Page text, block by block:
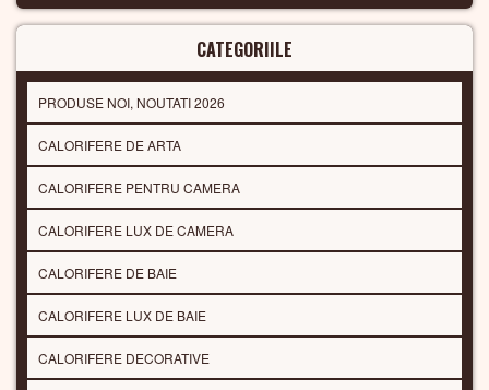
CATEGORIILE
PRODUSE NOI, NOUTATI 2026
CALORIFERE DE ARTA
CALORIFERE PENTRU CAMERA
CALORIFERE LUX DE CAMERA
CALORIFERE DE BAIE
CALORIFERE LUX DE BAIE
CALORIFERE DECORATIVE